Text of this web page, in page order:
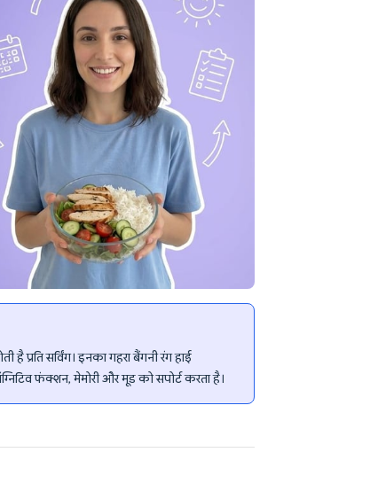
प्रति सर्विंग। इनका गहरा बैंगनी रंग हाई
फंक्शन, मेमोरी और मूड को सपोर्ट करता है।